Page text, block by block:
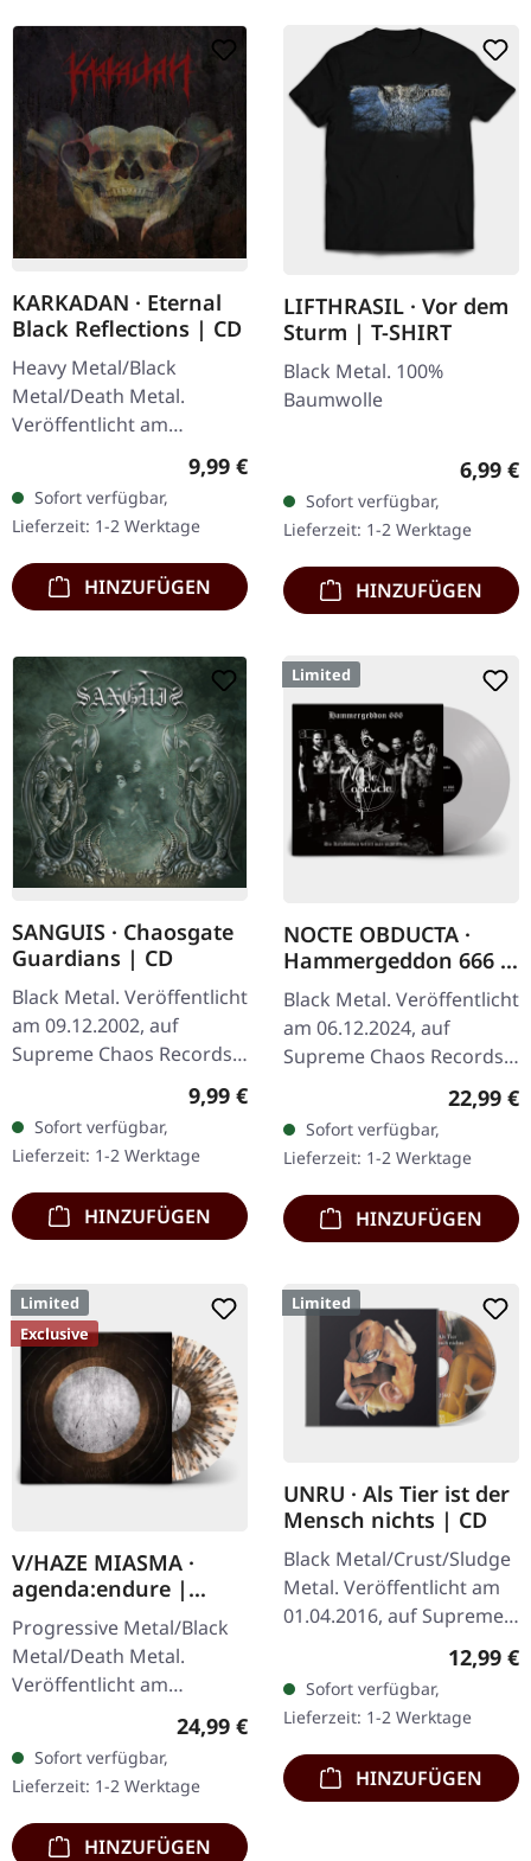
KARKADAN · Eternal
Black Reflections | CD
Heavy Metal/Black
Metal/Death Metal.
Veröffentlicht am
19.01.2002, auf Supreme
Chaos Records. CD im
Jewelcase. Neuauflage mit
neuem Artwork,…
Regulärer Preis:
9,99 €
Sofort verfügbar,
Lieferzeit: 1-2 Werktage
HINZUFÜGEN
LIFTHRASIL · Vor dem
Sturm | T-SHIRT
Black Metal. 100%
Baumwolle
6,99 €
Sofort verfügbar,
Lieferzeit: 1-2 Werktage
HINZUFÜGEN
SANGUIS · Chaosgate
Guardians | CD
Black Metal. Veröffentlicht
am 09.12.2002, auf
Supreme Chaos Records.
CD im Jewelcase mit 12-
seitigem Booklet. Wenn
österreichischer Black
Metal den…
Regulärer Preis:
9,99 €
Sofort verfügbar,
Lieferzeit: 1-2 Werktage
HINZUFÜGEN
Limited
NOCTE OBDUCTA ·
Hammergeddon 666 |
SILVER LP
Black Metal. Veröffentlicht
am 06.12.2024, auf
Supreme Chaos Records.
Silbernes Vinyl mit Insert,
Exemplare. Händler-
Version für…
22,99 €
Sofort verfügbar,
Lieferzeit: 1-2 Werktage
HINZUFÜGEN
Limited
Exclusive
V/HAZE MIASMA ·
agenda:endure |
SPLATTER LP
Progressive Metal/Black
Metal/Death Metal.
Veröffentlicht am
08.12.2023, auf Supreme
Chaos Records. SCR
Exklusives Ultra
Clear/Silber/Gold/Schwar
z…
Regulärer Preis:
24,99 €
Sofort verfügbar,
Lieferzeit: 1-2 Werktage
HINZUFÜGEN
Limited
UNRU · Als Tier ist der
Mensch nichts | CD
Black Metal/Crust/Sludge
Metal. Veröffentlicht am
01.04.2016, auf Supreme
Chaos Records. Limitierte
CD im Jewelcase. Aus dem
Underground-Nichts…
12,99 €
Sofort verfügbar,
Lieferzeit: 1-2 Werktage
HINZUFÜGEN